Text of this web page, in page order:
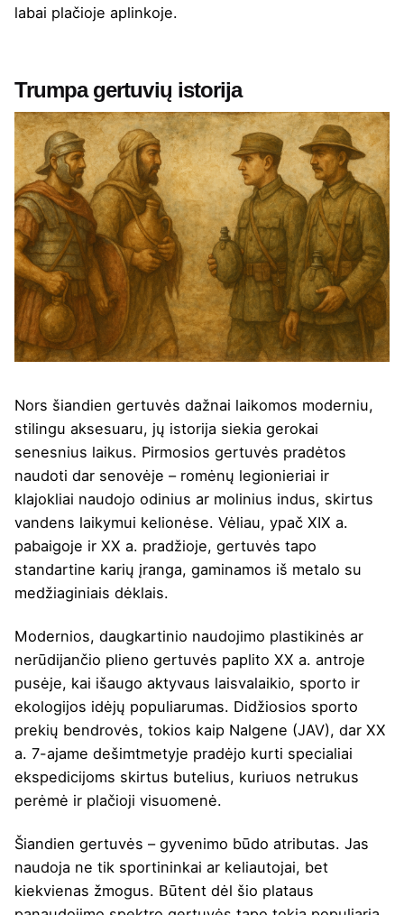
labai plačioje aplinkoje.
Trumpa gertuvių istorija
Nors šiandien gertuvės dažnai laikomos moderniu,
stilingu aksesuaru, jų istorija siekia gerokai
senesnius laikus. Pirmosios gertuvės pradėtos
naudoti dar senovėje – romėnų legionieriai ir
klajokliai naudojo odinius ar molinius indus, skirtus
vandens laikymui kelionėse. Vėliau, ypač XIX a.
pabaigoje ir XX a. pradžioje, gertuvės tapo
standartine karių įranga, gaminamos iš metalo su
medžiaginiais dėklais.
Modernios, daugkartinio naudojimo plastikinės ar
nerūdijančio plieno gertuvės paplito XX a. antroje
pusėje, kai išaugo aktyvaus laisvalaikio, sporto ir
ekologijos idėjų populiarumas. Didžiosios sporto
prekių bendrovės, tokios kaip Nalgene (JAV), dar XX
a. 7-ajame dešimtmetyje pradėjo kurti specialiai
ekspedicijoms skirtus butelius, kuriuos netrukus
perėmė ir plačioji visuomenė.
Šiandien gertuvės – gyvenimo būdo atributas. Jas
naudoja ne tik sportininkai ar keliautojai, bet
kiekvienas žmogus. Būtent dėl šio plataus